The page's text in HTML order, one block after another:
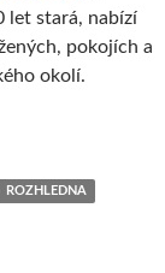
let stará, nabízí
pokojích a
okolí.
ROZHLEDNA